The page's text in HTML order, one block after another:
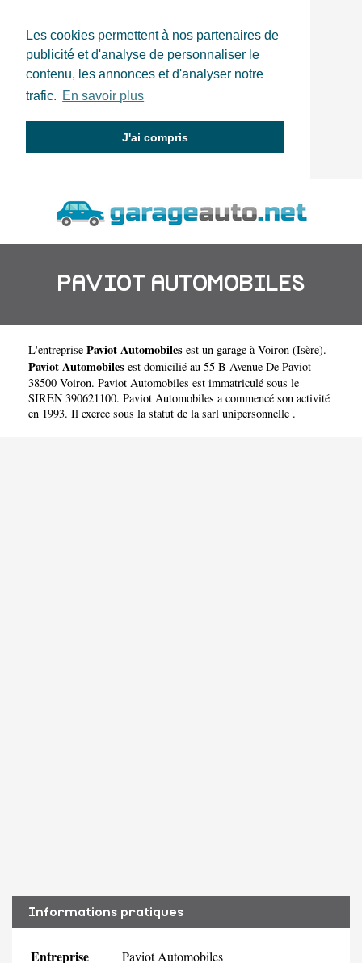
Les cookies permettent à nos partenaires de
publicité et d'analyse de personnaliser le
contenu, les annonces et d'analyser notre
trafic. En savoir plus
J'ai compris
PAVIOT AUTOMOBILES
L'entreprise Paviot Automobiles est un garage à Voiron (Isère).
Paviot Automobiles est domicilié au 55 B Avenue De Paviot
38500 Voiron. Paviot Automobiles est immatriculé sous le
SIREN 390621100. Paviot Automobiles a commencé son activité
en 1993. Il exerce sous la statut de la sarl unipersonnelle .
Informations pratiques
Entreprise Paviot Automobiles